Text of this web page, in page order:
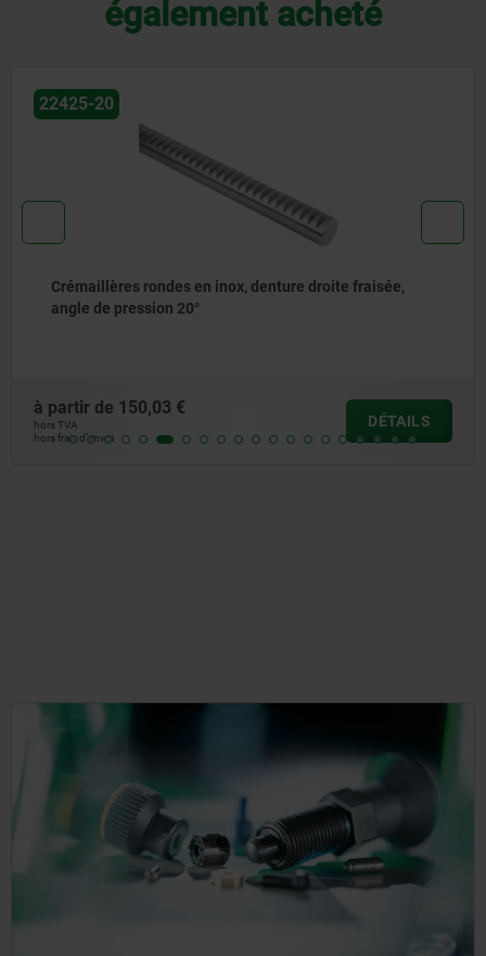
également acheté
22400
Engrenage en acier, module 2 Denture droite fraisée,
angle de pression 20°
à partir de9,20 €
hors TVA
hors frais d’envoi
DÉTAILS